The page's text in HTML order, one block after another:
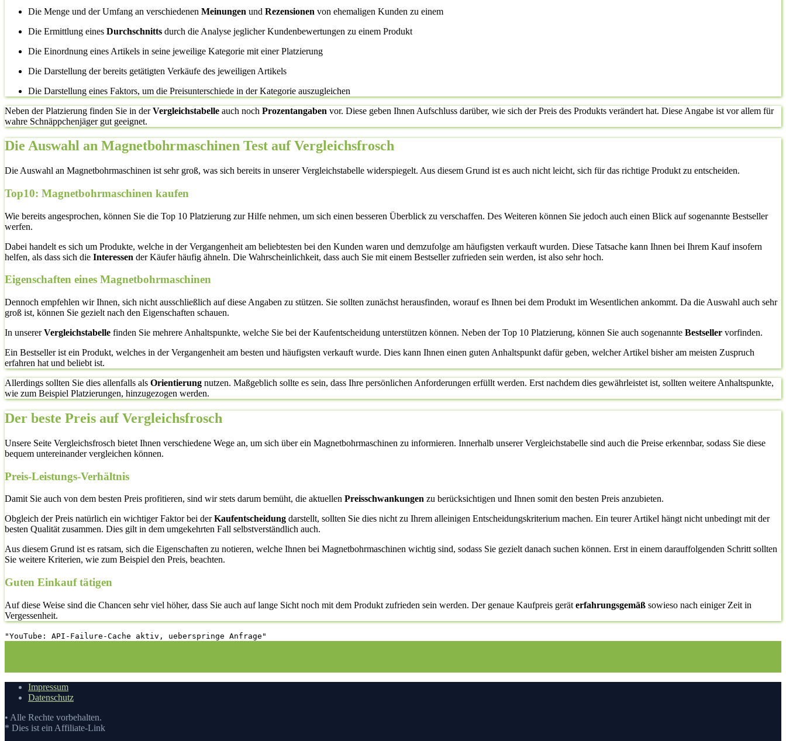
Die Menge und der Umfang an verschiedenen Meinungen und Rezensionen von ehemaligen Kunden zu einem
Die Ermittlung eines Durchschnitts durch die Analyse jeglicher Kundenbewertungen zu einem Produkt
Die Einordnung eines Artikels in seine jeweilige Kategorie mit einer Platzierung
Die Darstellung der bereits getätigten Verkäufe des jeweiligen Artikels
Die Darstellung eines Faktors, um die Preisunterschiede in der Kategorie auszugleichen
Neben der Platzierung finden Sie in derVergleichstabelle auch noch Prozentangaben vor. Diese geben Ihnen Aufschluss darüber, wie sich der Preis des Produkts verändert hat. Diese Angabe ist vor allem für
wahre Schnäppchenjäger gut geeignet.
Die Auswahl an Magnetbohrmaschinen Test auf Vergleichsfrosch
Die Auswahl an Magnetbohrmaschinen ist sehr groß, was sich bereits in unserer Vergleichstabelle widerspiegelt. Aus diesem Grund ist es auch nicht leicht, sich für das richtige Produkt zu entscheiden.
Top10: Magnetbohrmaschinen kaufen
Wie bereits angesprochen, können Sie die Top 10 Platzierung zur Hilfe nehmen, um sich einen besseren Überblick zu verschaffen. Des Weiteren können Sie jedoch auch einen Blick auf sogenannte Bestseller
werfen.
Dabei handelt es sich um Produkte, welche in der Vergangenheit am beliebtesten bei den Kunden waren und demzufolge am häufigsten verkauft wurden. Diese Tatsache kann Ihnen bei Ihrem Kauf insofern
helfen, als dass sich die Interessen der Käufer häufig ähneln. Die Wahrscheinlichkeit, dass auch Sie mit einem Bestseller zufrieden sein werden, ist also sehr hoch.
Eigenschaften eines Magnetbohrmaschinen
Dennoch empfehlen wir Ihnen, sich nicht ausschließlich auf diese Angaben zu stützen. Sie sollten zunächst herausfinden, worauf es Ihnen bei dem Produkt im Wesentlichen ankommt. Da die Auswahl auch sehr
groß ist, können Sie gezielt nach den Eigenschaften schauen.
In unsererVergleichstabelle finden Sie mehrere Anhaltspunkte, welche Sie bei der Kaufentscheidung unterstützen können. Neben der Top 10 Platzierung, können Sie auch sogenannte Bestseller vorfinden.
Ein Bestseller ist ein Produkt, welches in der Vergangenheit am besten und häufigsten verkauft wurde. Dies kann Ihnen einen guten Anhaltspunkt dafür geben, welcher Artikel bisher am meisten Zuspruch
erfahren hat und beliebt ist.
Allerdings sollten Sie dies allenfalls als Orientierung nutzen. Maßgeblich sollte es sein, dass Ihre persönlichen Anforderungen erfüllt werden. Erst nachdem dies gewährleistet ist, sollten weitere Anhaltspunkte,
wie zum Beispiel Platzierungen, hinzugezogen werden.
Der beste Preis auf Vergleichsfrosch
Unsere Seite Vergleichsfrosch bietet Ihnen verschiedene Wege an, um sich über ein Magnetbohrmaschinen zu informieren. Innerhalb unserer Vergleichstabelle sind auch die Preise erkennbar, sodass Sie diese
bequem untereinander vergleichen können.
Preis-Leistungs-Verhältnis
Damit Sie auch von dem besten Preis profitieren, sind wir stets darum bemüht, die aktuellen Preisschwankungen zu berücksichtigen und Ihnen somit den besten Preis anzubieten.
Obgleich der Preis natürlich ein wichtiger Faktor bei derKaufentscheidung darstellt, sollten Sie dies nicht zu Ihrem alleinigen Entscheidungskriterium machen. Ein teurer Artikel hängt nicht unbedingt mit der
besten Qualität zusammen. Dies gilt in dem umgekehrten Fall selbstverständlich auch.
Aus diesem Grund ist es ratsam, sich die Eigenschaften zu notieren, welche Ihnen bei Magnetbohrmaschinen wichtig sind, sodass Sie gezielt danach suchen können. Erst in einem darauffolgenden Schritt sollten
Sie weitere Kriterien, wie zum Beispiel den Preis, beachten.
Guten Einkauf tätigen
Auf diese Weise sind die Chancen sehr viel höher, dass Sie auch auf lange Sicht noch mit dem Produkt zufrieden sein werden. Der genaue Kaufpreis gerät erfahrungsgemäß sowieso nach einiger Zeit in
Vergessenheit.
"YouTube: API-Failure-Cache aktiv, ueberspringe Anfrage"
Impressum
Datenschutz
• Alle Rechte vorbehalten.
* Dies ist ein Affiliate-Link